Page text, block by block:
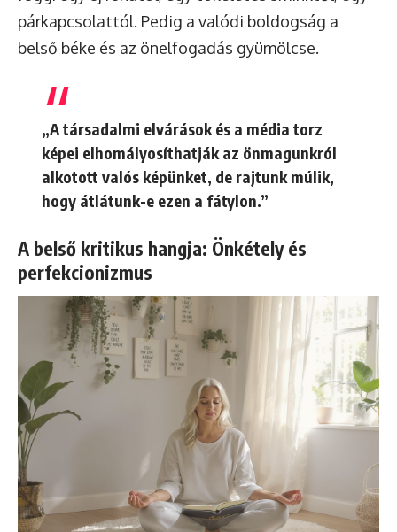
párkapcsolattól. Pedig a valódi boldogság a
belső béke és az önelfogadás gyümölcse.
„A társadalmi elvárások és a média torz
képei elhomályosíthatják az önmagunkról
alkotott valós képünket, de rajtunk múlik,
hogy átlátunk-e ezen a fátylon.”
A belső kritikus hangja: Önkétely és
perfekcionizmus